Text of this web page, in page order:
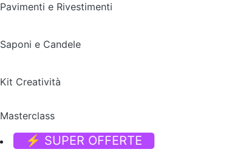
Pavimenti e Rivestimenti
Saponi e Candele
Kit Creatività
Masterclass
⚡ SUPER OFFERTE